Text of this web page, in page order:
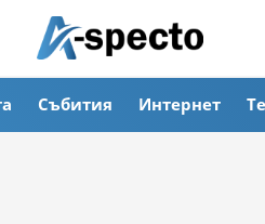
Събития Интернет